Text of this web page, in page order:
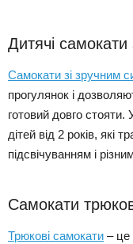
Дитячі самокати
Самокати зі зручним
прогулянок і
готовий довго стояти.
дітей від 2 років, які
підсвічуванням і
Самокати
Трюкові самокати – це